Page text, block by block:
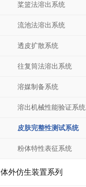
桨篮法溶出系统
流池法溶出系统
透皮扩散系统
往复筒法溶出系统
溶媒制备系统
溶出机械性能验证系统
皮肤完整性测试系统
粉体特性表征系统
体外仿生装置系列